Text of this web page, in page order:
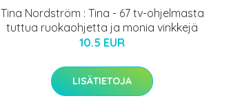
Tina Nordström : Tina - 67 tv-ohjelmasta
tuttua ruokaohjetta ja monia vinkkejä
10.5 EUR
LISÄTIETOJA